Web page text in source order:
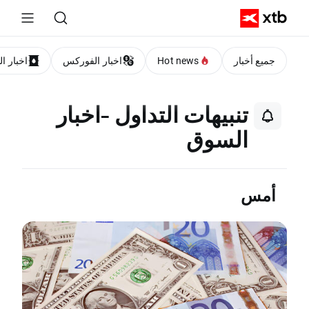
جميع أخبار Hot news اخبار الفوركس اخبار
تنبيهات التداول -اخبار
السوق
أمس